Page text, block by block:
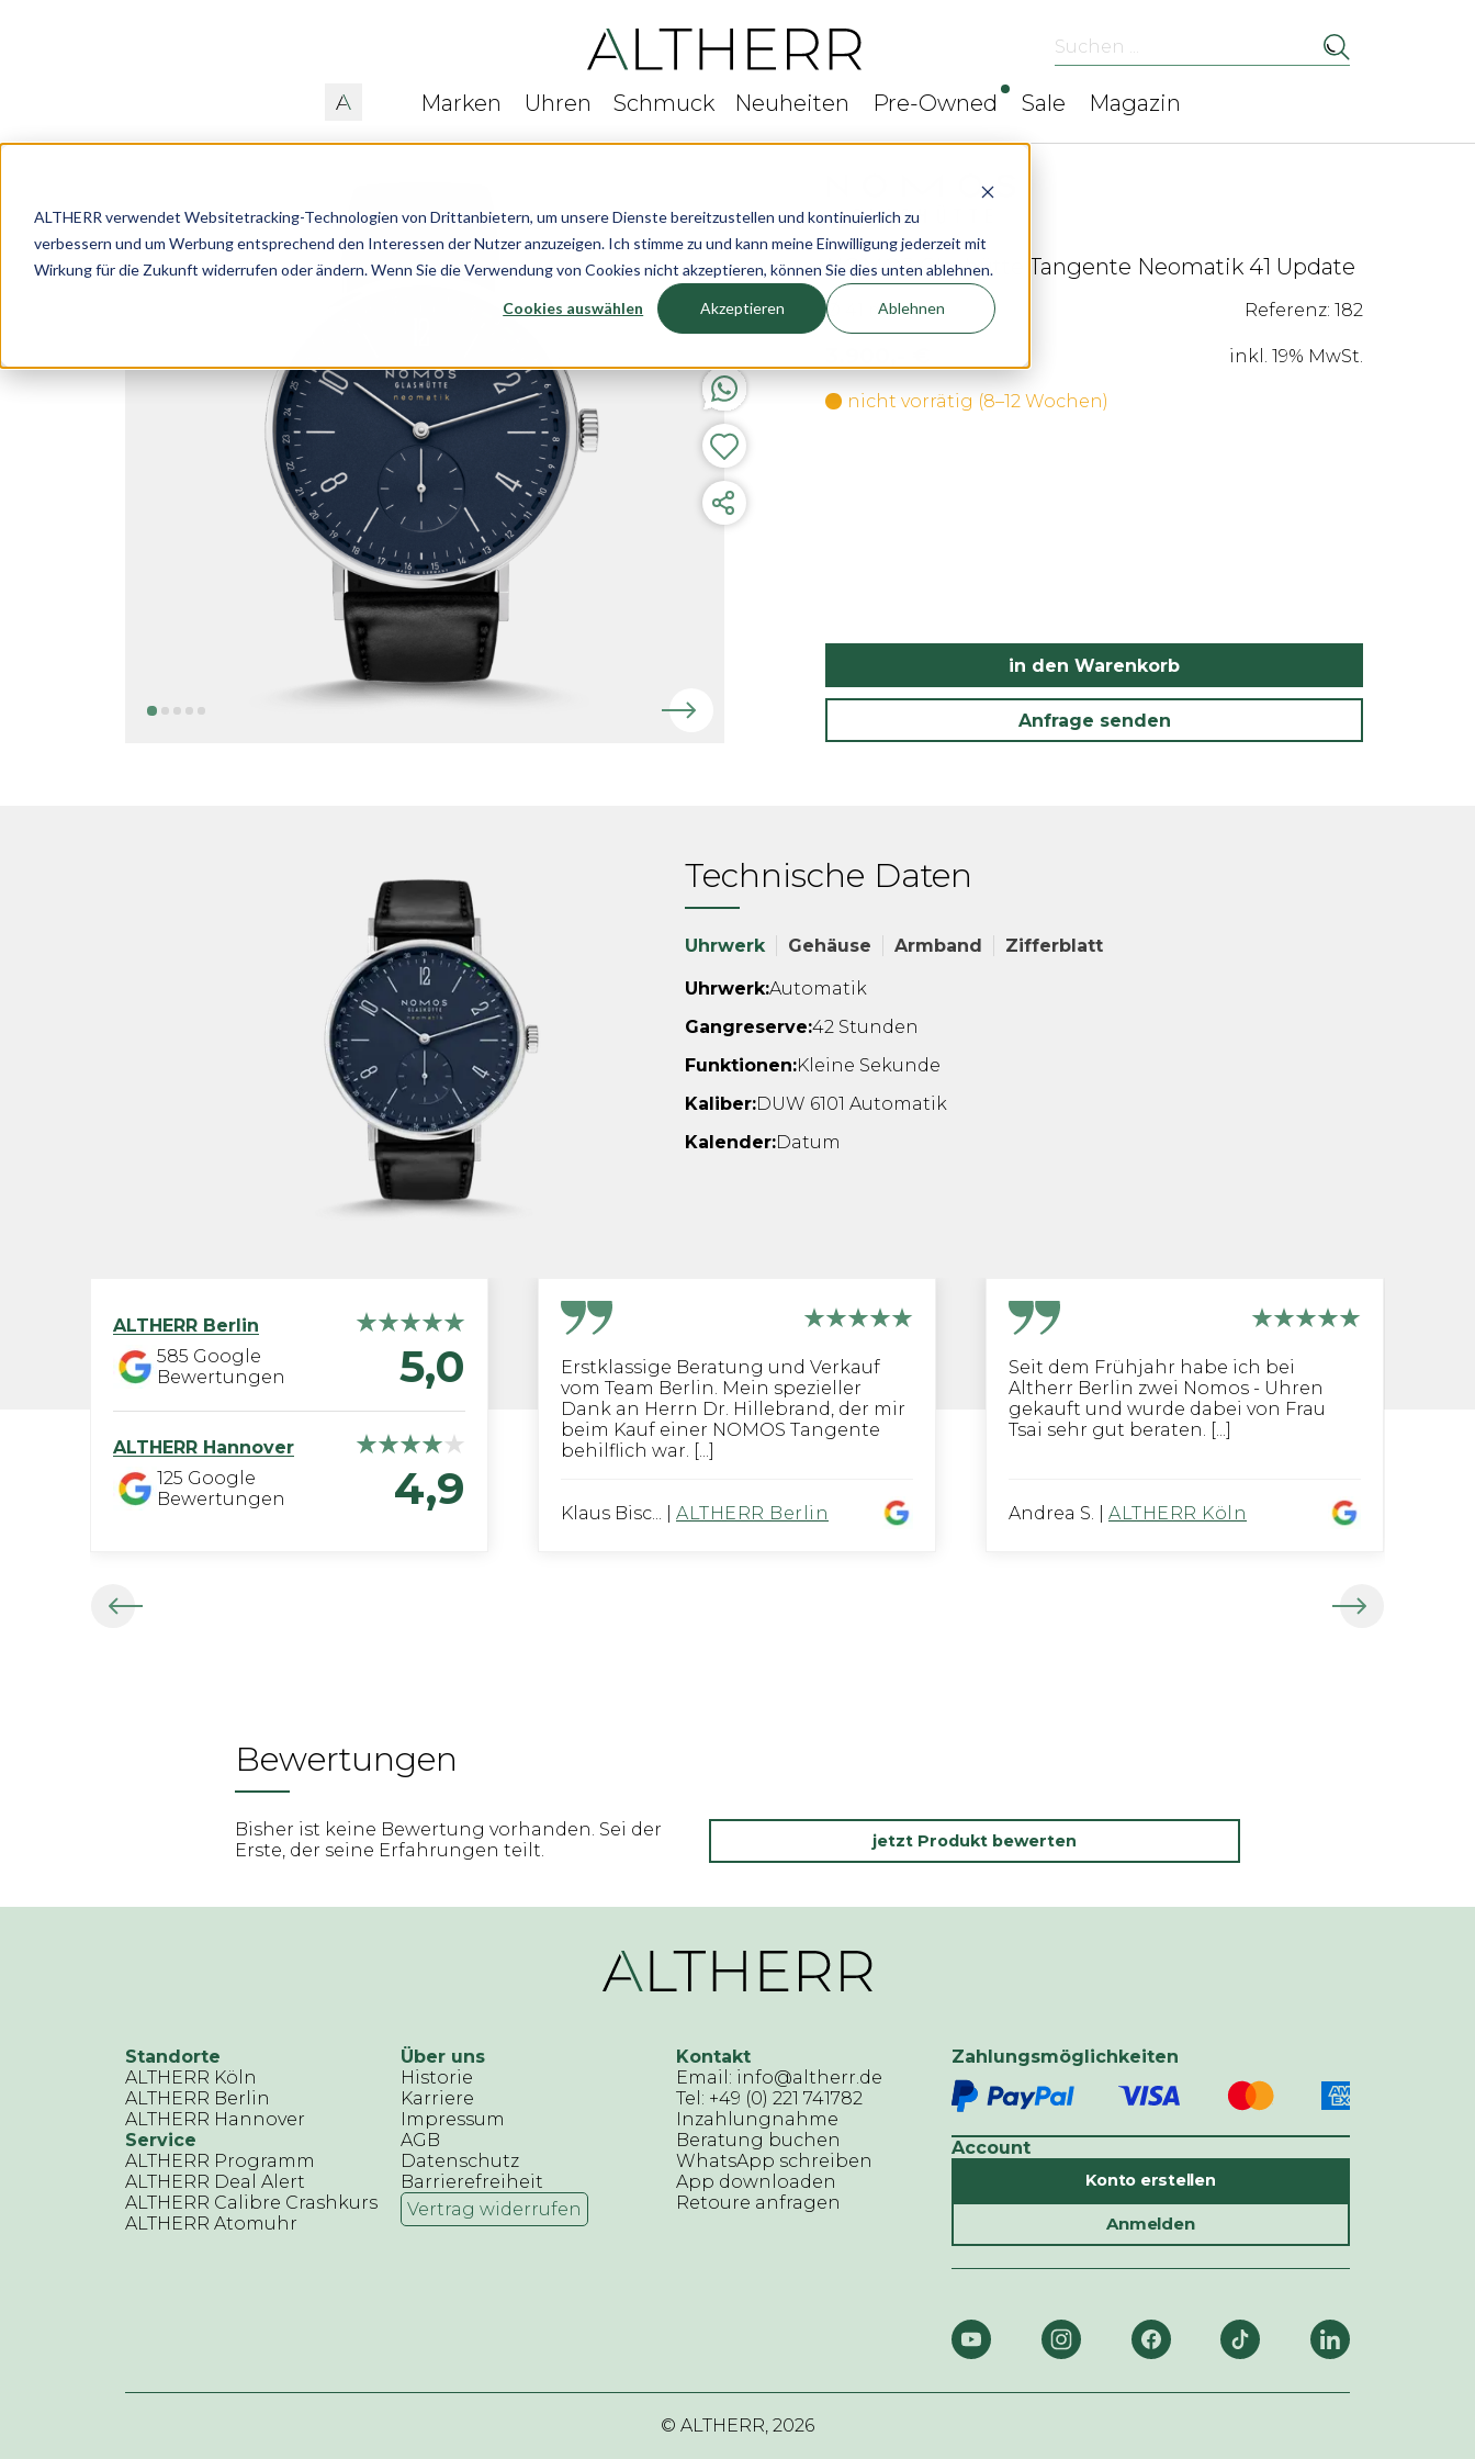
ALTHERR verwendet Websitetracking-Technologien von Drittanbietern, um unsere Dienste bereitzustellen und kontinuierlich zu
verbessern und um Werbung entsprechend den Interessen der Nutzer anzuzeigen. Ich stimme zu und kann meine Einwilligung jederzeit mit
Wirkung für die Zukunft widerrufen oder ändern. Wenn Sie die Verwendung von Cookies nicht akzeptieren, können Sie dies unten ablehnen.
Cookies auswählen Akzeptieren Ablehnen
Suchen ...
Marken Uhren Schmuck Neuheiten Pre-Owned Sale Magazin
NOMOS Glashütte Tangente Neomatik 41 Update
Ø 41 mm Referenz: 182
inkl. 19% MwSt.
nicht vorrätig (8–12 Wochen)
in den Warenkorb
Anfrage senden
Technische Daten
Uhrwerk Gehäuse Armband Zifferblatt
Uhrwerk:Automatik
Gangreserve:42 Stunden
Funktionen:Kleine Sekunde
Kaliber:DUW 6101 Automatik
Kalender:Datum
ALTHERR Berlin
585 Google
Bewertungen
5,0
ALTHERR Hannover
125 Google
Bewertungen
4,9
Erstklassige Beratung und Verkauf
vom Team Berlin. Mein spezieller
Dank an Herrn Dr. Hillebrand, der mir
beim Kauf einer NOMOS Tangente
behilflich war. [...]
Klaus Bisc... ALTHERR Berlin
Seit dem Frühjahr habe ich bei
Altherr Berlin zwei Nomos - Uhren
gekauft und wurde dabei von Frau
Tsai sehr gut beraten. [...]
Andrea S. ALTHERR Köln
Bewertungen
Bisher ist keine Bewertung vorhanden. Sei der
Erste, der seine Erfahrungen teilt.
jetzt Produkt bewerten
Standorte
ALTHERR Köln
ALTHERR Berlin
ALTHERR Hannover
Service
ALTHERR Programm
ALTHERR Deal Alert
ALTHERR Calibre Crashkurs
ALTHERR Atomuhr
Über uns
Historie
Karriere
Impressum
AGB
Datenschutz
Barrierefreiheit
Vertrag widerrufen
Kontakt
Email: info@altherr.de
Tel: +49 (0) 221 741782
Inzahlungnahme
Beratung buchen
WhatsApp schreiben
App downloaden
Retoure anfragen
Zahlungsmöglichkeiten
Account
Konto erstellen
Anmelden
© ALTHERR, 2026